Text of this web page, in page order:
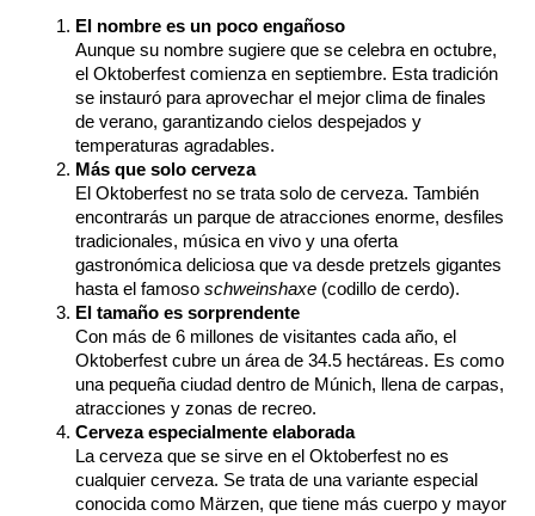
El nombre es un poco engañoso
Aunque su nombre sugiere que se celebra en octubre,
el Oktoberfest comienza en septiembre. Esta tradición
se instauró para aprovechar el mejor clima de finales
de verano, garantizando cielos despejados y
temperaturas agradables.
Más que solo cerveza
El Oktoberfest no se trata solo de cerveza. También
encontrarás un parque de atracciones enorme, desfiles
tradicionales, música en vivo y una oferta
gastronómica deliciosa que va desde pretzels gigantes
hasta el famoso schweinshaxe (codillo de cerdo).
El tamaño es sorprendente
Con más de 6 millones de visitantes cada año, el
Oktoberfest cubre un área de 34.5 hectáreas. Es como
una pequeña ciudad dentro de Múnich, llena de carpas,
atracciones y zonas de recreo.
Cerveza especialmente elaborada
La cerveza que se sirve en el Oktoberfest no es
cualquier cerveza. Se trata de una variante especial
conocida como Märzen, que tiene más cuerpo y mayor